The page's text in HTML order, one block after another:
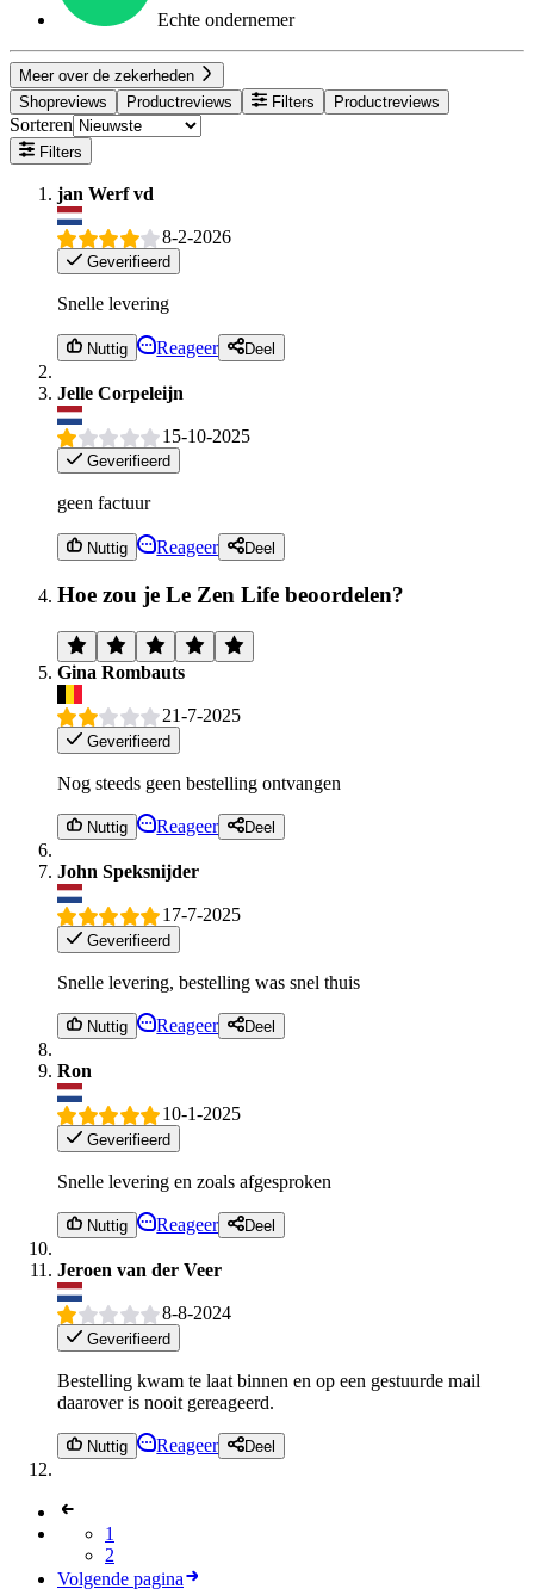
Echte ondernemer
Meer over de zekerheden
Shopreviews
Productreviews Filters Productreviews
Sorteren
Filters
jan Werf vd
8-2-2026
Geverifieerd
Snelle levering
Nuttig Reageer Deel
Jelle Corpeleijn
15-10-2025
Geverifieerd
geen factuur
Nuttig Reageer Deel
Hoe zou je Le Zen Life beoordelen?
Gina Rombauts
21-7-2025
Geverifieerd
Nog steeds geen bestelling ontvangen
Nuttig Reageer Deel
John Speksnijder
17-7-2025
Geverifieerd
Snelle levering, bestelling was snel thuis
Nuttig Reageer Deel
Ron
10-1-2025
Geverifieerd
Snelle levering en zoals afgesproken
Nuttig Reageer Deel
Jeroen van der Veer
8-8-2024
Geverifieerd
Bestelling kwam te laat binnen en op een gestuurde mail
daarover is nooit gereageerd.
Nuttig Reageer Deel
1
2
Volgende pagina